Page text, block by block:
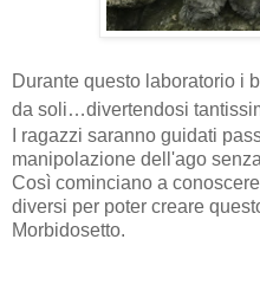
Durante questo laboratorio i
da soli…divertendosi
I ragazzi saranno guidati
manipolazione dell'ago
Così cominciano a
diversi per poter creare
Morbidosetto.